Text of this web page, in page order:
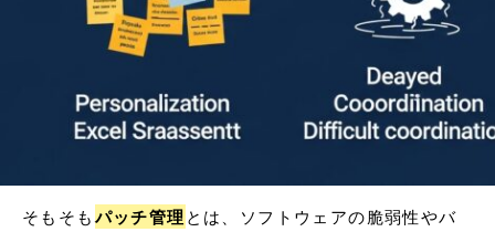
そもそもパッチ管理とは、ソフトウェアの脆弱性やバ